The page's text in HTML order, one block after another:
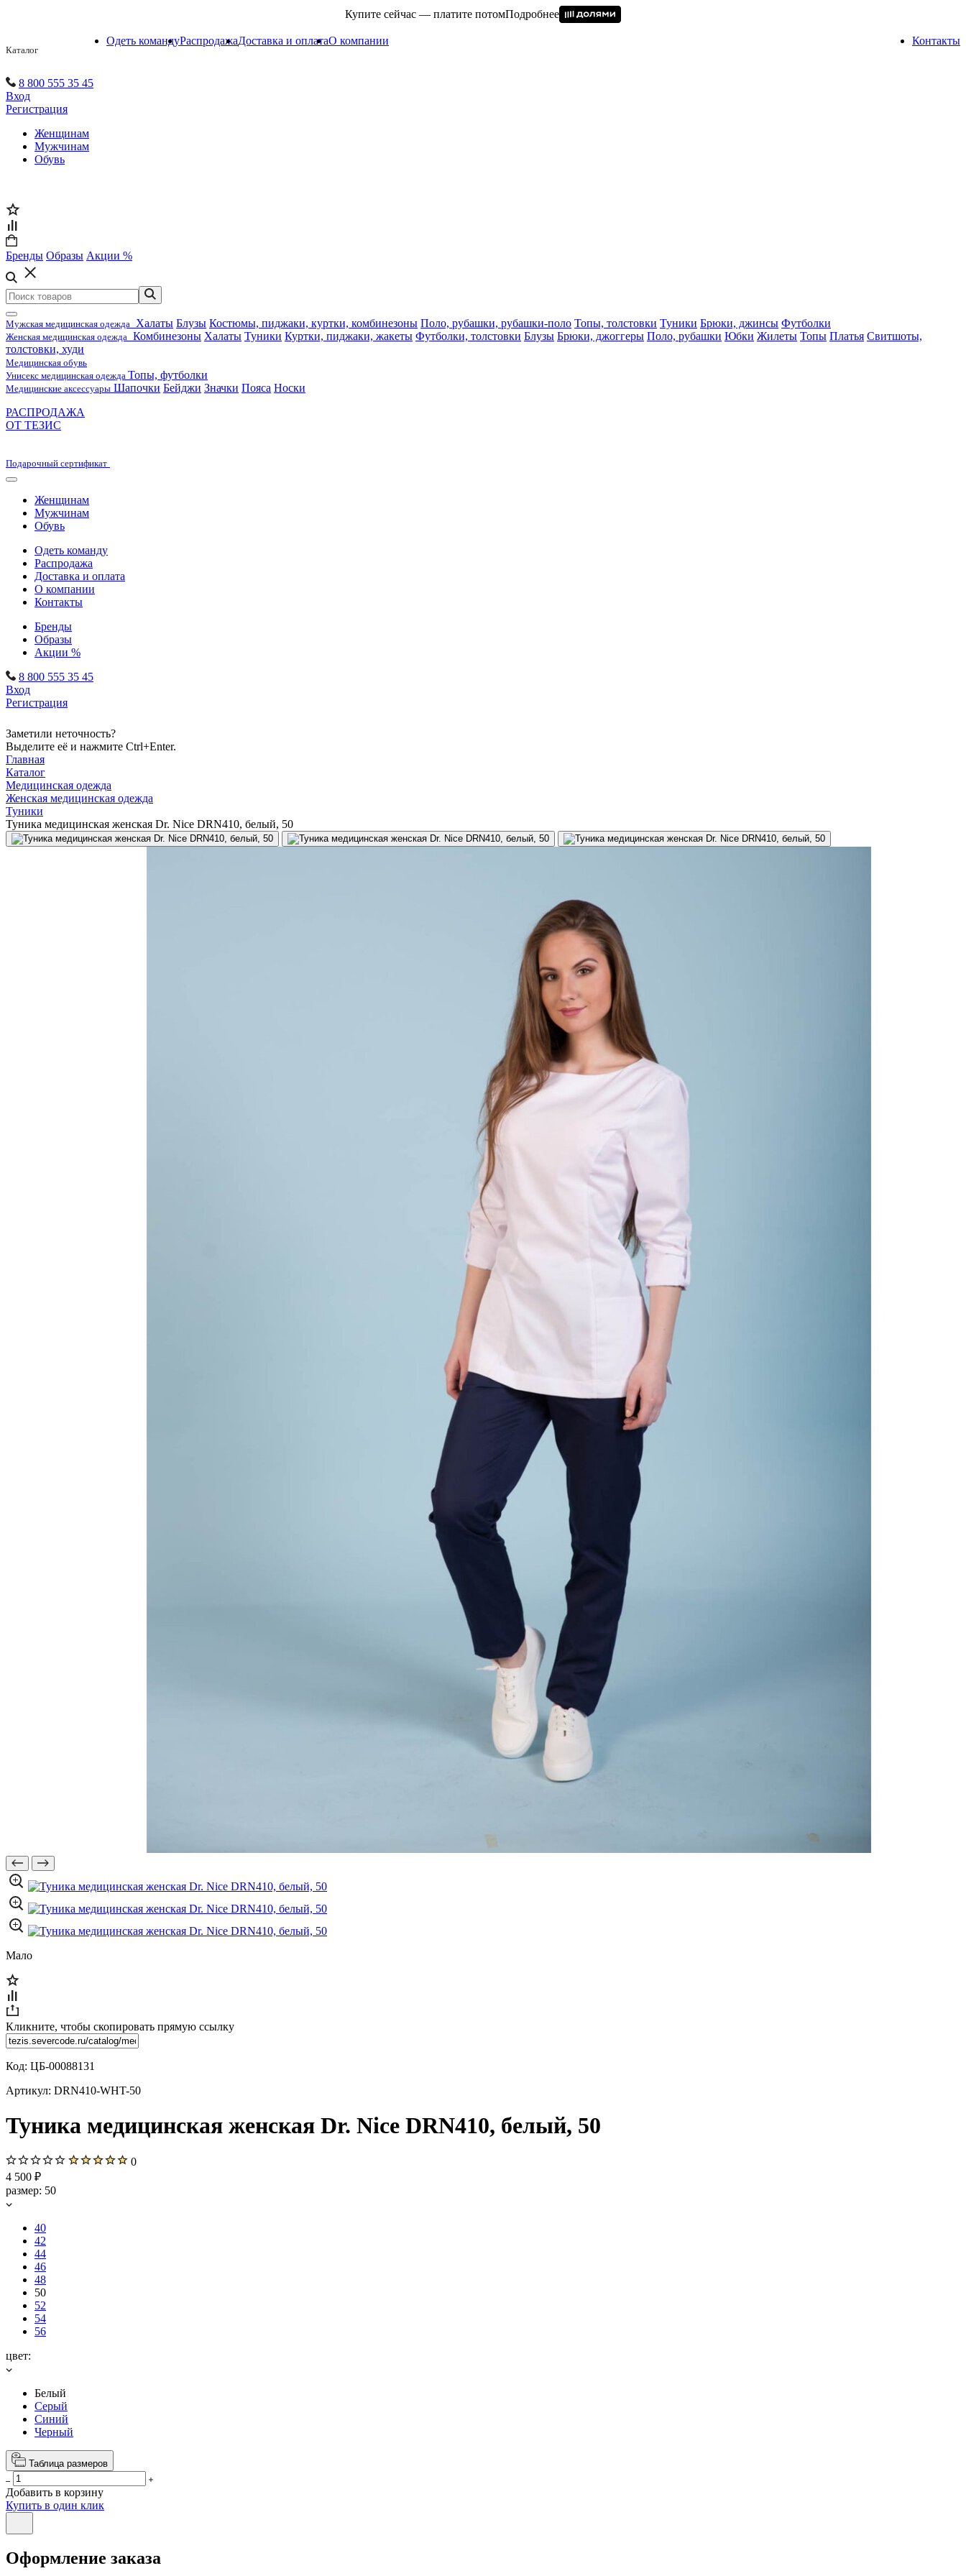
Купите сейчас — платите потомПодробнее
Каталог
Одеть командуРаспродажаДоставка и оплатаО компании Контакты
8 800 555 35 45
Вход
Регистрация
Женщинам
Мужчинам
Обувь
Бренды Образы Акции %
Мужская медицинская одежда Халаты Блузы Костюмы, пиджаки, куртки, комбинезоны Поло, рубашки, рубашки-поло Топы, толстовки Туники Брюки, джинсы Футболки
Женская медицинская одежда Комбинезоны Халаты Туники Куртки, пиджаки, жакеты Футболки, толстовки Блузы Брюки, джоггеры Поло, рубашки Юбки Жилеты Топы Платья Свитшоты,
толстовки, худи
Медицинская обувь
Унисекс медицинская одежда Топы, футболки
Медицинские аксессуары Шапочки Бейджи Значки Пояса Носки
РАСПРОДАЖА
ОТ ТЕЗИС
Подарочный сертификат
Женщинам
Мужчинам
Обувь
Одеть команду
Распродажа
Доставка и оплата
О компании
Контакты
Бренды
Образы
Акции %
8 800 555 35 45
Вход
Регистрация
Заметили неточность?
Выделите её и нажмите Ctrl+Enter.
Главная
Каталог
Медицинская одежда
Женская медицинская одежда
Туники
Туника медицинская женская Dr. Nice DRN410, белый, 50
Мало
Кликните, чтобы скопировать прямую ссылку
Код: ЦБ-00088131
Артикул: DRN410-WHT-50
Туника медицинская женская Dr. Nice DRN410, белый, 50
0
4 500 ₽
размер: 50
40
42
44
46
48
50
52
54
56
цвет:
Белый
Серый
Синий
Черный
Таблица размеров
Добавить в корзину
Купить в один клик
Оформление заказа